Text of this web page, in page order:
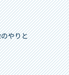
やりと